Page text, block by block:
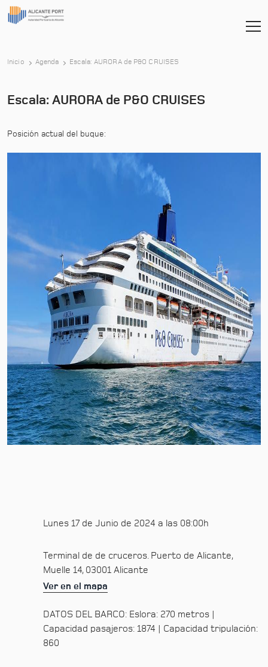
Inicio Agenda Escala: AURORA de P&O CRUISES
Escala: AURORA de P&O CRUISES
Posición actual del buque:
Lunes 17 de Junio de 2024 a las 08:00h
Terminal de de cruceros. Puerto de Alicante,
Muelle 14, 03001 Alicante
Ver en el mapa
DATOS DEL BARCO: Eslora: 270 metros |
Capacidad pasajeros: 1874 | Capacidad tripulación:
860